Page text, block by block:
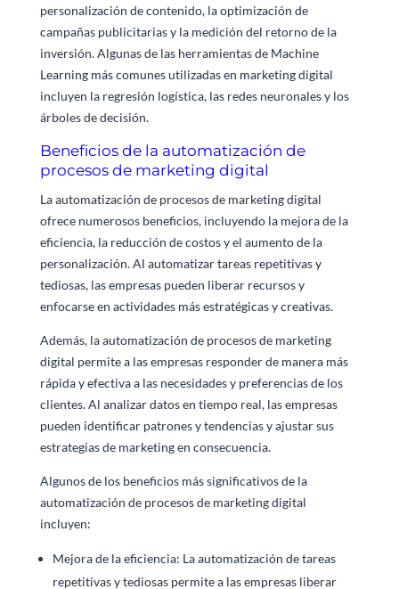
personalización de contenido, la optimización de
campañas publicitarias y la medición del retorno de la
inversión. Algunas de las herramientas de Machine
Learning más comunes utilizadas en marketing digital
incluyen la regresión logística, las redes neuronales y los
árboles de decisión.
Beneficios de la automatización de
procesos de marketing digital
La automatización de procesos de marketing digital
ofrece numerosos beneficios, incluyendo la mejora de la
eficiencia, la reducción de costos y el aumento de la
personalización. Al automatizar tareas repetitivas y
tediosas, las empresas pueden liberar recursos y
enfocarse en actividades más estratégicas y creativas.
Además, la automatización de procesos de marketing
digital permite a las empresas responder de manera más
rápida y efectiva a las necesidades y preferencias de los
clientes. Al analizar datos en tiempo real, las empresas
pueden identificar patrones y tendencias y ajustar sus
estrategias de marketing en consecuencia.
Algunos de los beneficios más significativos de la
automatización de procesos de marketing digital
incluyen:
Mejora de la eficiencia: La automatización de tareas
repetitivas y tediosas permite a las empresas liberar